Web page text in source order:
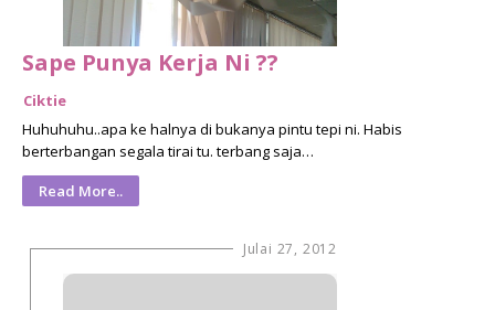
Sape Punya Kerja Ni ??
Ciktie
Huhuhuhu..apa ke halnya di bukanya pintu tepi ni. Habis
berterbangan segala tirai tu. terbang saja…
Read More..
Julai 27, 2012